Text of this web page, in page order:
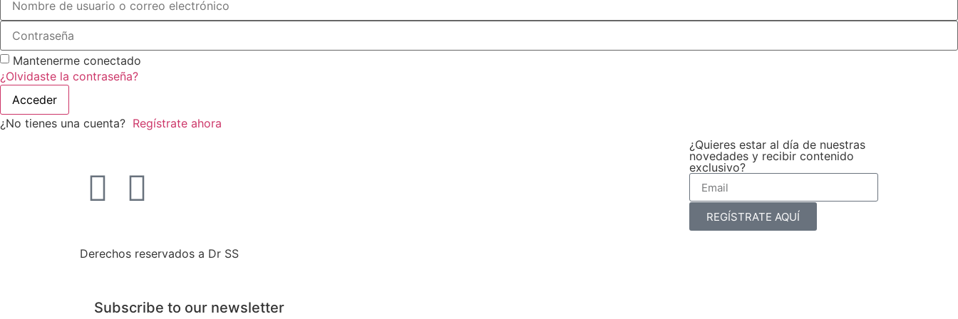
Mantenerme conectado
¿Olvidaste la contraseña?
Acceder
¿No tienes una cuenta? Regístrate ahora
¿Quieres estar al día de nuestras
novedades y recibir contenido
exclusivo?
REGÍSTRATE AQUÍ
Derechos reservados a Dr SS
Subscribe to our newsletter